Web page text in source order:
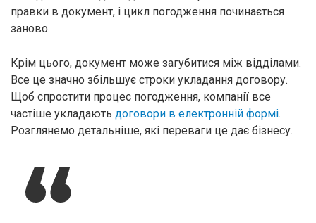
правки в документ, і цикл погодження починається
заново.
Крім цього, документ може загубитися між відділами.
Все це значно збільшує строки укладання договору.
Щоб спростити процес погодження, компанії все
частіше укладають договори в електронній формі.
Розглянемо детальніше, які переваги це дає бізнесу.